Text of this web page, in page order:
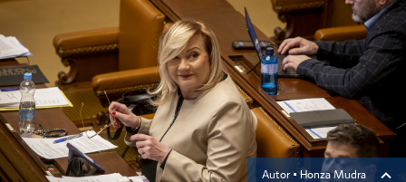
Autor ▪Honza Mudra